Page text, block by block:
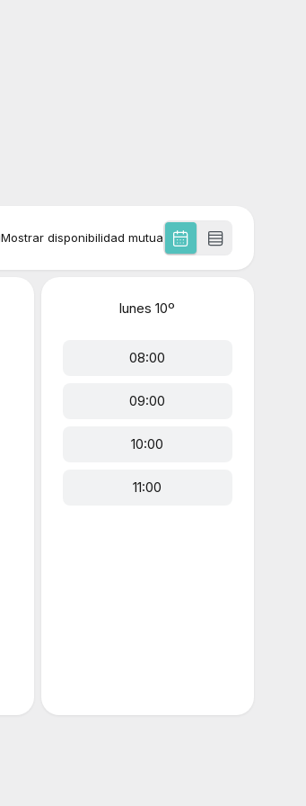
Mostrar disponibilidad mutua
lunes 10º
08:00
09:00
10:00
11:00